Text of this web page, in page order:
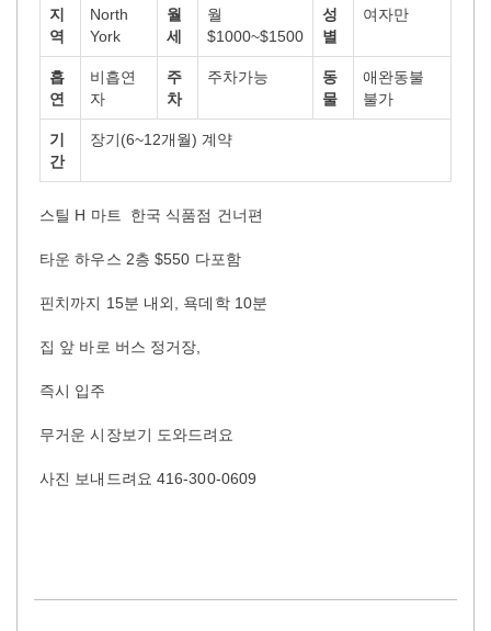
지
역
North
York
월
세
월
$1000~$1500
성
별
여자만
흡
연
비흡연
자
주
차
주차가능
동
물
애완동불
불가
기
간
장기(6~12개월) 계약
스틸 H 마트 한국 식품점 건너편
타운 하우스 2층 $550 다포함
핀치까지 15분 내외, 욕데학 10분
집 앞 바로 버스 정거장,
즉시 입주
무거운 시장보기 도와드려요
사진 보내드려요 416-300-0609